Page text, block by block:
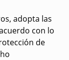
adopta las
con lo
de